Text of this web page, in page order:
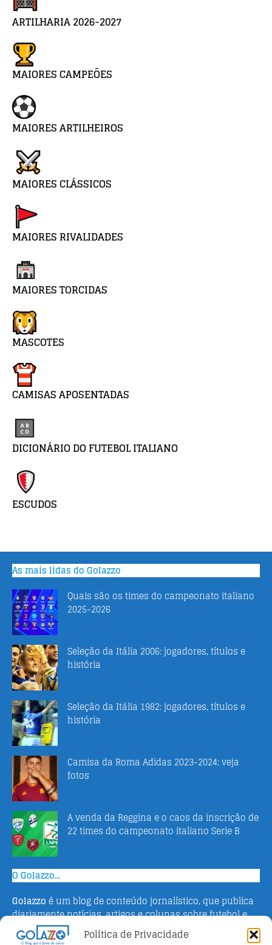
Política de Privacidade
ARTILHARIA 2026-2027
MAIORES CAMPEÕES
MAIORES ARTILHEIROS
MAIORES CLÁSSICOS
MAIORES RIVALIDADES
MAIORES TORCIDAS
MASCOTES
CAMISAS APOSENTADAS
DICIONÁRIO DO FUTEBOL ITALIANO
ESCUDOS
As mais lidas do Golazzo
Quais são os times do campeonato italiano
2025-2026
Seleção da Itália 2006: jogadores, títulos e
história
Seleção da Itália 1982: jogadores, títulos e
história
Camisa da Roma Adidas 2023-2024: veja
fotos
A venda da Reggina e o caos da inscrição de
22 times do campeonato italiano Serie B
O Golazzo...
Golazzo é um blog de conteúdo jornalístico, que publica
diariamente notícias, artigos e colunas sobre futebol e
campeonato italiano. Fundado em 2016 pelo jornalista
Adriano Bertin, o site tem como objetivo informar o